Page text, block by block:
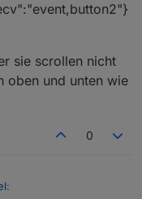
sie scrollen nicht
oben und unten wie
0
: